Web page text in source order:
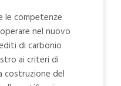
le competenze
nel nuovo
di carbonio
ai criteri di
costruzione del